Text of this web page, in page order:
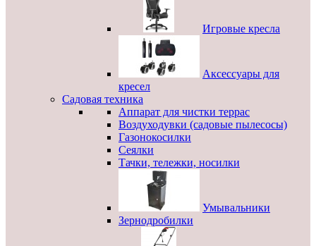
Игровые кресла
Аксессуары для
кресел
Садовая техника
Аппарат для чистки террас
Воздуходувки (садовые пылесосы)
Газонокосилки
Сеялки
Тачки, тележки, носилки
Умывальники
Зернодробилки